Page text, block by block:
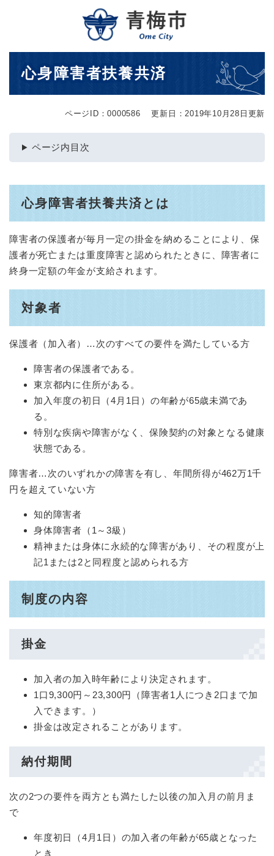
メニューを飛ばして本文へ
心身障害者扶養共済
ページID：0000586 更新日：2019年10月28日更新
ページ内目次
心身障害者扶養共済とは
障害者の保護者が毎月一定の掛金を納めることにより、保
護者が死亡または重度障害と認められたときに、障害者に
終身一定額の年金が支給されます。
対象者
保護者（加入者）…次のすべての要件を満たしている方
障害者の保護者である。
東京都内に住所がある。
加入年度の初日（4月1日）の年齢が65歳未満であ
る。
特別な疾病や障害がなく、保険契約の対象となる健康
状態である。
障害者…次のいずれかの障害を有し、年間所得が462万1千
円を超えていない方
知的障害者
身体障害者（1～3級）
精神または身体に永続的な障害があり、その程度が上
記1または2と同程度と認められる方
制度の内容
掛金
加入者の加入時年齢により決定されます。
1口9,300円～23,300円（障害者1人につき2口まで加
入できます。）
掛金は改定されることがあります。
納付期間
次の2つの要件を両方とも満たした以後の加入月の前月ま
で
年度初日（4月1日）の加入者の年齢が65歳となった
とき